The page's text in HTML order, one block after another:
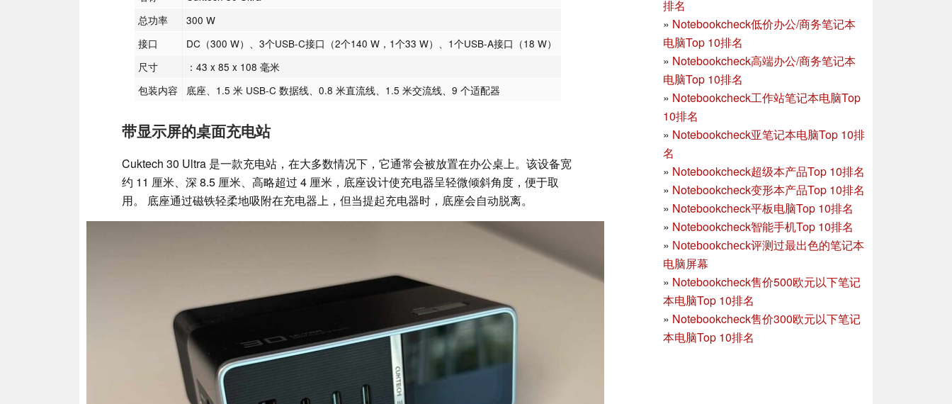
排名
» Notebookcheck低价办公/商务笔记本
电脑Top 10排名
» Notebookcheck高端办公/商务笔记本
电脑Top 10排名
» Notebookcheck工作站笔记本电脑Top
10排名
» Notebookcheck亚笔记本电脑Top 10排
名
» Notebookcheck超级本产品Top 10排名
» Notebookcheck变形本产品Top 10排名
» Notebookcheck平板电脑Top 10排名
» Notebookcheck智能手机Top 10排名
» Notebookcheck评测过最出色的笔记本
电脑屏幕
» Notebookcheck售价500欧元以下笔记
本电脑Top 10排名
» Notebookcheck售价300欧元以下笔记
本电脑Top 10排名
总功率
300 W
接口
DC（300 W）、3个USB-C接口（2个140 W，1个33 W）、1个USB-A接口（18 W）
尺寸
：43 x 85 x 108 毫米
包装内容
底座、1.5 米 USB-C 数据线、0.8 米直流线、1.5 米交流线、9 个适配器
带显示屏的桌面充电站
Cuktech 30 Ultra 是一款充电站，在大多数情况下，它通常会被放置在办公桌上。该设备宽
约 11 厘米、深 8.5 厘米、高略超过 4 厘米，底座设计使充电器呈轻微倾斜角度，便于取
用。 底座通过磁铁轻柔地吸附在充电器上，但当提起充电器时，底座会自动脱离。